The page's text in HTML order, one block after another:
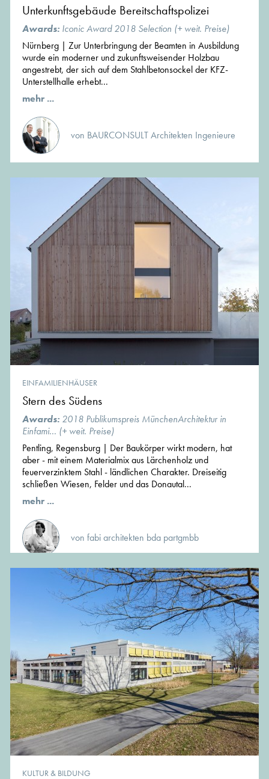
Unterkunftsgebäude Bereitschaftspolizei
Awards: Iconic Award 2018 Selection (+ weit. Preise)
Nürnberg | Zur Unterbringung der Beamten in Ausbildung
wurde ein moderner und zukunftsweisender Holzbau
angestrebt, der sich auf dem Stahlbetonsockel der KFZ-
Unterstellhalle erhebt...
mehr ...
von BAURCONSULT Architekten Ingenieure
EINFAMILIENHÄUSER
Stern des Südens
Awards: 2018 Publikumspreis MünchenArchitektur in
Einfami... (+ weit. Preise)
Pentling, Regensburg | Der Baukörper wirkt modern, hat
aber - mit einem Materialmix aus Lärchenholz und
feuerverzinktem Stahl - ländlichen Charakter. Dreiseitig
schließen Wiesen, Felder und das Donautal...
mehr ...
von fabi architekten bda partgmbb
KULTUR & BILDUNG